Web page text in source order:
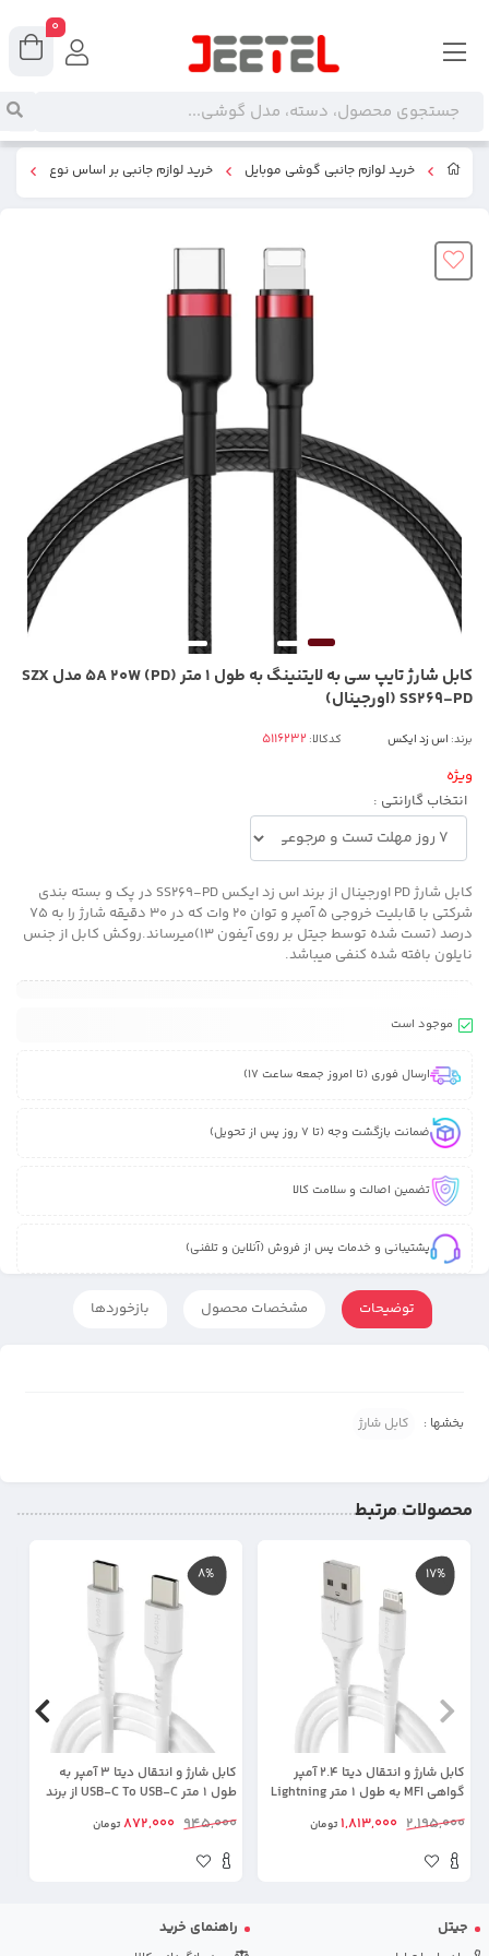
خرید لوازم جانبی گوشی موبایل خرید لوازم جانبی بر اساس نوع
کابل شارژ تایپ سی به لایتنینگ به طول 1 متر 5A 20W (PD) مدل SZX
SS269-PD (اورجینال)
برند: اس زد ایکس کدکالا:
ویژه
انتخاب گارانتی :
کابل شارژ PD اورجینال از برند اس زد ایکس SS269-PD در پک و بسته بندی
شرکتی با قابلیت خروجی 5 آمپر و توان 20 وات که در 30 دقیقه شارژ را به 75
درصد (تست شده توسط جیتل بر روی آیفون 13)میرساند.روکش کابل از جنس
نایلون بافته شده کنفی میباشد.
موجود است
ارسال فوری (تا امروز جمعه ساعت 17)
ضمانت بازگشت وجه (تا 7 روز پس از تحویل)
تضمین اصالت و سلامت کالا
پشتیبانی و خدمات پس از فروش (آنلاین و تلفنی)
توضیحات مشخصات محصول بازخوردها
بخشها : کابل شارژ
محصولات مرتبط
17%
کابل شارژ و انتقال دیتا 2.4 آمپر
گواهی MFI به طول 1 متر Lightning
L01 (شرکتی اورجینال+گارانتی)
2,195,000
1,813,000تومان
8%
کابل شارژ و انتقال دیتا 3 آمپر به
طول 1 متر USB-C To USB-C از برند
اورجینال+گارانتی)
945,000
872,000تومان
جیتل راهنمای خرید
0